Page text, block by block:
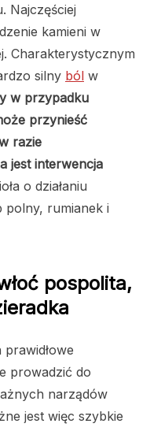
Najczęściej
kamieni w
Charakterystycznym
silny ból w
w przypadku
przynieść
razie
jest interwencja
o działaniu
polny, rumianek i
pospolita,
prowadzić do
narządów
jest więc szybkie